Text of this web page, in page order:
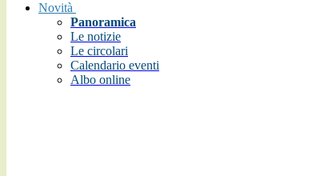
Novità
Panoramica
Le notizie
Le circolari
Calendario eventi
Albo online